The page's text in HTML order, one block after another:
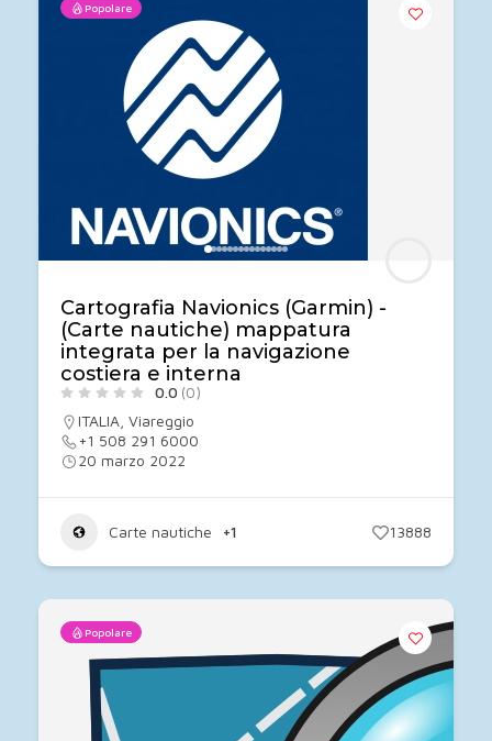
Popolare
Cartografia Navionics (Garmin) -
(Carte nautiche) mappatura
integrata per la navigazione
costiera e interna
0.0 (0)
ITALIA Viareggio
+1 508 291 6000
20 marzo 2022
Carte nautiche +1 13888
Popolare